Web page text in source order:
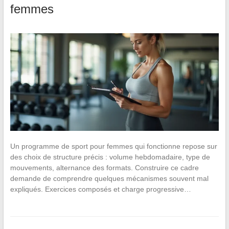
femmes
Un programme de sport pour femmes qui fonctionne repose sur
des choix de structure précis : volume hebdomadaire, type de
mouvements, alternance des formats. Construire ce cadre
demande de comprendre quelques mécanismes souvent mal
expliqués. Exercices composés et charge progressive…